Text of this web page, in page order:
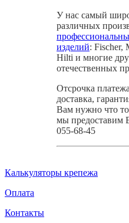
У нас самый
различных
изделий: Fischer,
Hilti и многие
отечественных
Отсрочка
доставка,
Вам нужно что
мы предоставим
055-68-45
Калькуляторы крепежа
Оплата
Контакты